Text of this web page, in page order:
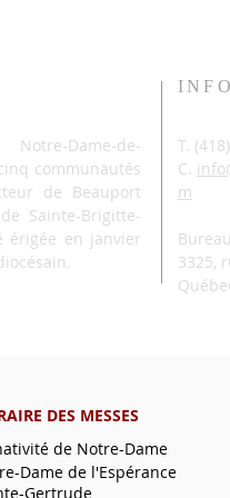
Dame-de-
communautés
de Beauport
Sainte-Brigitte-
érigée en janvier
T. (
C.
m
3325,
DES MESSES
de Notre-Dame
Gertrude
Dame de l'Espérance